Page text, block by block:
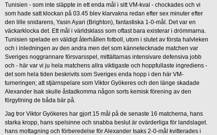
Tunisien - som inte släppte in ett enda mål i sitt VM-kval - chockades och vi
som hade satt klockan på 03.45 blev klarvakna redan efter sex minuter efter
den lille snidarens, Yasin Ayari (Brighton), fantastiska 1-0-mål. Det var en
väckarklocka det. Ett mål i världsklass som oftast bara existerar i drömmarna.
Tunisien spelade en väldigt återhållen fotboll, utom i slutet av första halvleken
och i inledningen av den andra men det som kännetecknade matchen var
Sveriges noggrannare försvarsspel, mittältarnas intensivare defensiva jobb
och - här var vi ju hela matchens allra viktigaste och hoppfullaste ingrediens -
det som hela tiden beskrivits som Sveriges enda hopp i den här VM-
turneringen; att stjärnspelare som Viktor Gyökeres och den länge skadade
Alexander Isak skulle åstadkomma någon sorts kemisk förening av den
förgyllning de båda bär på.
Jag tror Viktor Gyökeres har gjort 15 mål på de senaste 16 matcherna, hans
starka kropp, hans spelsinne och snabba beslut är ovärderliga för landslaget.
hans mottagning och förberedelse för Alexander Isaks 2-0-mål kvitterades i